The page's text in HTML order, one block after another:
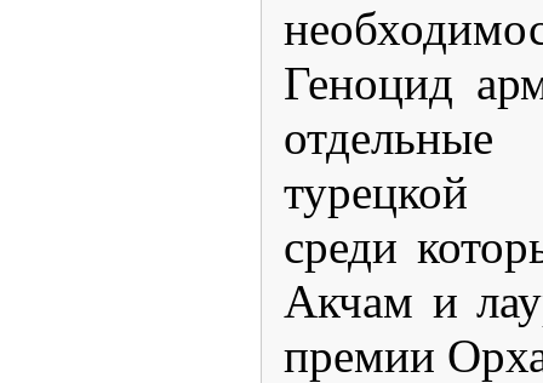
Геноцид
турецкой
среди
Акчам и
премии